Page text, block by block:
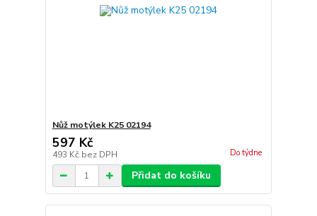
Nůž motýlek K25 02194
597 Kč
493 Kč bez DPH Do týdne
Přidat do košíku